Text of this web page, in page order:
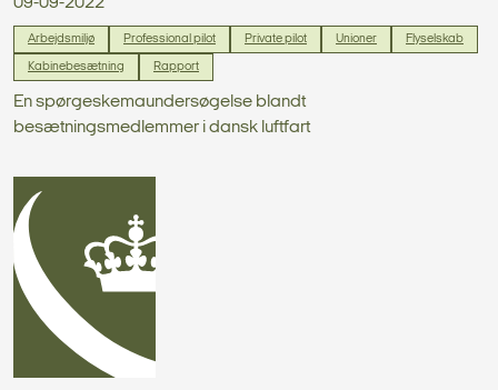
Arbejdsmiljø Professional pilot Private pilot Unioner Flyselskab
Kabinebesætning Rapport
En spørgeskemaundersøgelse blandt
besætningsmedlemmer i dansk luftfart